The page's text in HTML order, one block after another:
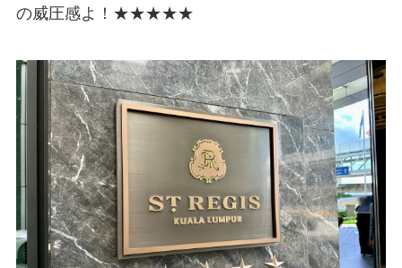
の威圧感よ！★★★★★